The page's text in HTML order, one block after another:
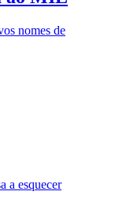
nomes de